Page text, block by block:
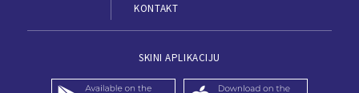
KONTAKT
SKINI APLIKACIJU